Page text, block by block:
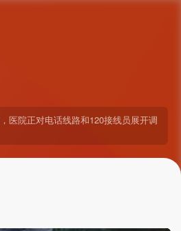
医院正对电话线路和120接线员展开调